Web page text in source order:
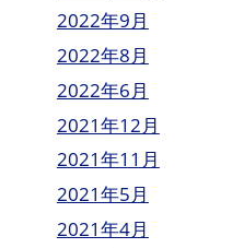
2022年9月
2022年8月
2022年6月
2021年12月
2021年11月
2021年5月
2021年4月